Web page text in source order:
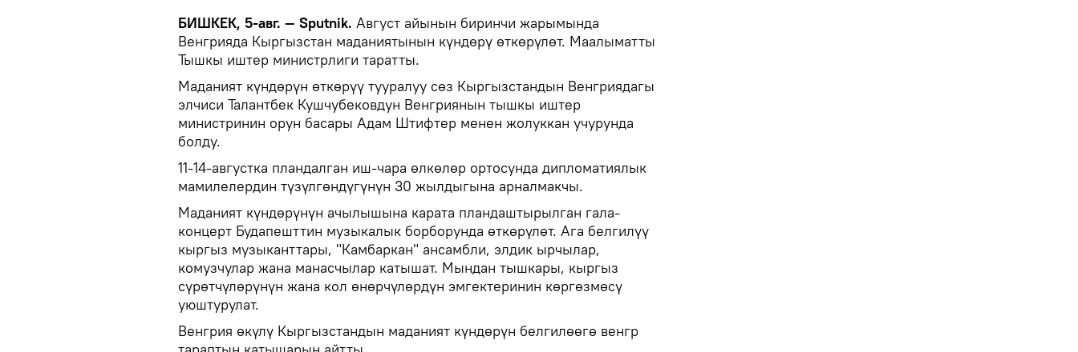
БИШКЕК, 5-авг. — Sputnik. Август айынын биринчи жарымында
Венгрияда Кыргызстан маданиятынын күндөрү өткөрүлөт. Маалыматты
Тышкы иштер министрлиги таратты.
Маданият күндөрүн өткөрүү тууралуу сөз Кыргызстандын Венгриядагы
элчиси Талантбек Кушчубековдун Венгриянын тышкы иштер
министринин орун басары Адам Штифтер менен жолуккан учурунда
болду.
11-14-августка пландалган иш-чара өлкөлөр ортосунда дипломатиялык
мамилелердин түзүлгөндүгүнүн 30 жылдыгына арналмакчы.
Маданият күндөрүнүн ачылышына карата пландаштырылган гала-
концерт Будапешттин музыкалык борборунда өткөрүлөт. Ага белгилүү
кыргыз музыканттары, "Камбаркан" ансамбли, элдик ырчылар,
комузчулар жана манасчылар катышат. Мындан тышкары, кыргыз
сүрөтчүлөрүнүн жана кол өнөрчүлөрдүн эмгектеринин көргөзмөсү
уюштурулат.
Венгрия өкүлү Кыргызстандын маданият күндөрүн белгилөөгө венгр